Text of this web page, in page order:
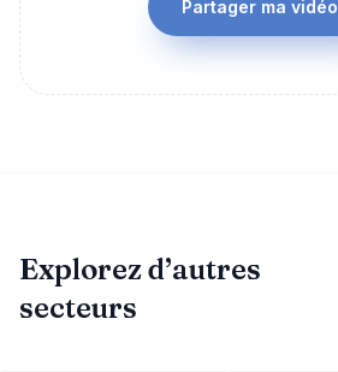
Partager ma vidéo
Explorez d’autres
secteurs